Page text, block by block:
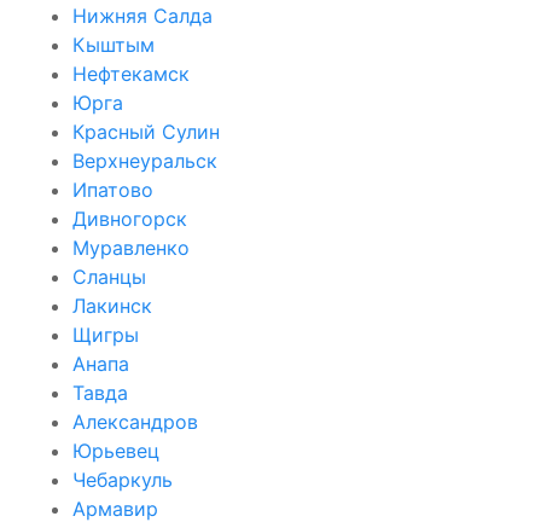
Нижняя Салда
Кыштым
Нефтекамск
Юрга
Красный Сулин
Верхнеуральск
Ипатово
Дивногорск
Муравленко
Сланцы
Лакинск
Щигры
Анапа
Тавда
Александров
Юрьевец
Чебаркуль
Армавир